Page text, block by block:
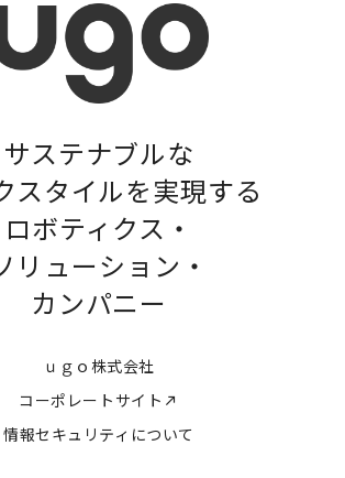
サステナブルな
スタイルを実現する
ロボティクス・
リューション・
カンパニー
ｕｇｏ株式会社
コーポレートサイト
情報セキュリティについて